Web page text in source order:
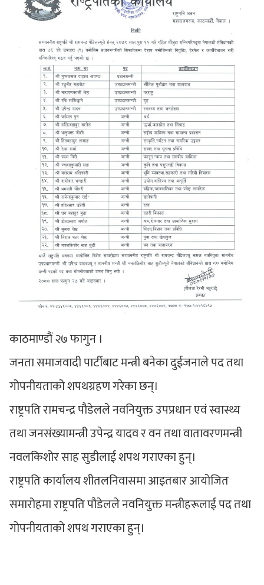
काठमाण्डौं २७ फागुन ।
जनता समाजवादी पार्टीबाट मन्त्री बनेका दुईजनाले पद तथा
गोपनीयताको शपथग्रहण गरेका छन्।
राष्ट्रपति रामचन्द्र पौडेलले नवनियुक्त उपप्रधान एवं स्वास्थ्य
तथा जनसंख्यामन्त्री उपेन्द्र यादव र वन तथा वातावरणमन्त्री
नवलकिशोर साह सुडीलाई शपथ गराएका हुन्।
राष्ट्रपति कार्यालय शीतलनिवासमा आइतबार आयोजित
समारोहमा राष्ट्रपति पौडेलले नवनियुक्त मन्त्रीहरूलाई पद तथा
गोपनीयताको शपथ गराएका हुन्।